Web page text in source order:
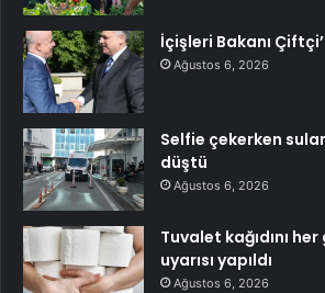
İçişleri Bakanı
Ağustos 6, 2026
Selfie çekerken
düştü
Ağustos 6, 2026
Tuvalet kağıdını
uyarısı yapıldı
Ağustos 6, 2026